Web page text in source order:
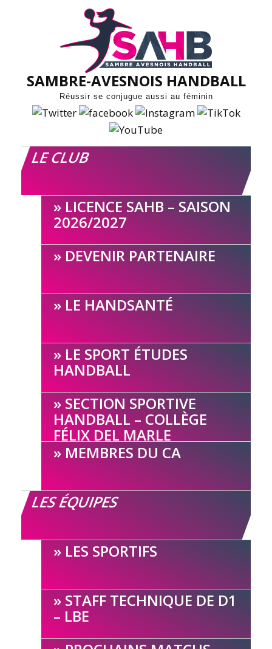
SAMBRE-AVESNOIS HANDBALL
Réussir se conjugue aussi au féminin
LE CLUB
LICENCE SAHB – SAISON
2026/2027
DEVENIR PARTENAIRE
LE HANDSANTÉ
LE SPORT ÉTUDES
HANDBALL
SECTION SPORTIVE
HANDBALL – COLLÈGE
FÉLIX DEL MARLE
MEMBRES DU CA
LES ÉQUIPES
LES SPORTIFS
STAFF TECHNIQUE DE D1
– LBE